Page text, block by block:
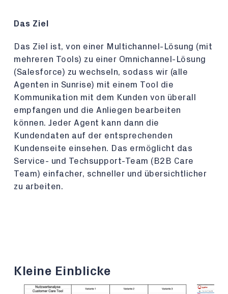
Das Ziel
Das Ziel ist, von einer Multichannel-Lösung (mit
mehreren Tools) zu einer Omnichannel-Lösung
(Salesforce) zu wechseln, sodass wir (alle
Agenten in Sunrise) mit einem Tool die
Kommunikation mit dem Kunden von überall
empfangen und die Anliegen bearbeiten
können. Jeder Agent kann dann die
Kundendaten auf der entsprechenden
Kundenseite einsehen. Das ermöglicht das
Service- und Techsupport-Team (B2B Care
Team) einfacher, schneller und übersichtlicher
zu arbeiten.
Kleine Einblicke